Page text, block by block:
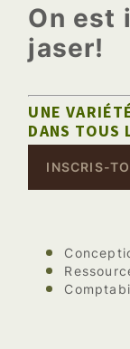
On est
jaser!
UNE
DANS TOUS
INSCRIS-